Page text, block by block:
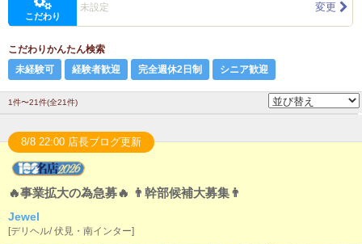
こだわり
未設定 変更
こだわりかんたん検索
未経験可
経験者歓迎 完全週休2日制 シニア歓迎
1件〜21件(全21件)
8/8 22:00 店長ブログ更新
🔥事業拡大の為急募🔥 👨幹部候補大募集👨
Jewel
[デリヘル/伏見・南インター]